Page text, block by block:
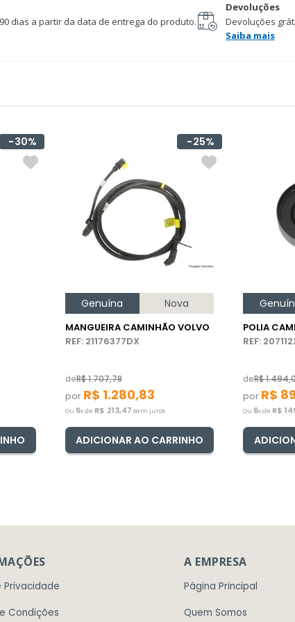
dias a partir da data de entrega do produto.
Devoluções
Devoluções
Saiba mais
30% 25%
Genuína Nova
MANGUEIRA CAMINHÃO VOLVO
REF: 21176377DX
deR$1.707,78
por R$ 1.280,83
Ou 6x de R$ 213,47 sem juros
ADICIONAR AO CARRINHO
POLIA
REF:
deR$1.494,
por R$
Ou 6x de R$
Privacidade
Condições
A EMPRESA
Página Principal
Quem Somos